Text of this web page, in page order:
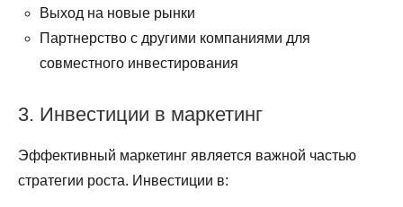
Выход на новые рынки
Партнерство с другими компаниями для
совместного инвестирования
3. Инвестиции в маркетинг
Эффективный маркетинг является важной частью
стратегии роста. Инвестиции в: